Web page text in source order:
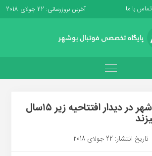
تماس با ما آخرین بروزرسانی: 22 جولای 2018
کمک داور بوشهر در دیدار افتتاحیه زیر ۱۵سال
تاریخ انتشار: 22 جولای 2018